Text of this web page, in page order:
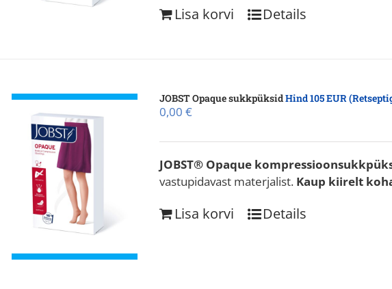
Lisa korvi Details
JOBST Opaque sukkpüksidHind 105 EUR
0,00€
JOBST® Opaque
vastupidavast materjalist. Kaup kiirelt
Lisa korvi Details